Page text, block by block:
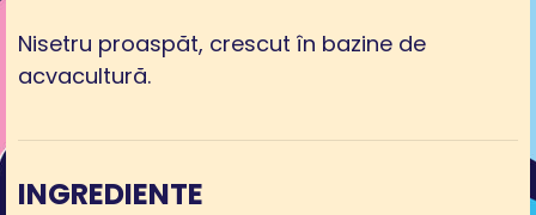
Nisetru proaspăt, crescut în bazine de
acvacultură.
INGREDIENTE